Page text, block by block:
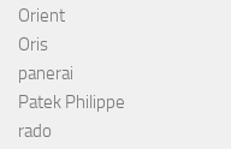
Orient
Oris
panerai
Patek Philippe
rado